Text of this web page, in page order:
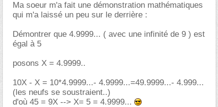
Ma soeur m'a fait une démonstration mathématiques
qui m'a laissé un peu sur le derrière :
Démontrer que 4.9999... ( avec une infinité de 9 ) est
égal à 5
posons X = 4.9999..
10X - X = 10*4.9999...- 4.9999...=49.9999...- 4.999...
(les neufs se soustraient..)
d'où 45 = 9X --> X= 5 = 4.9999...